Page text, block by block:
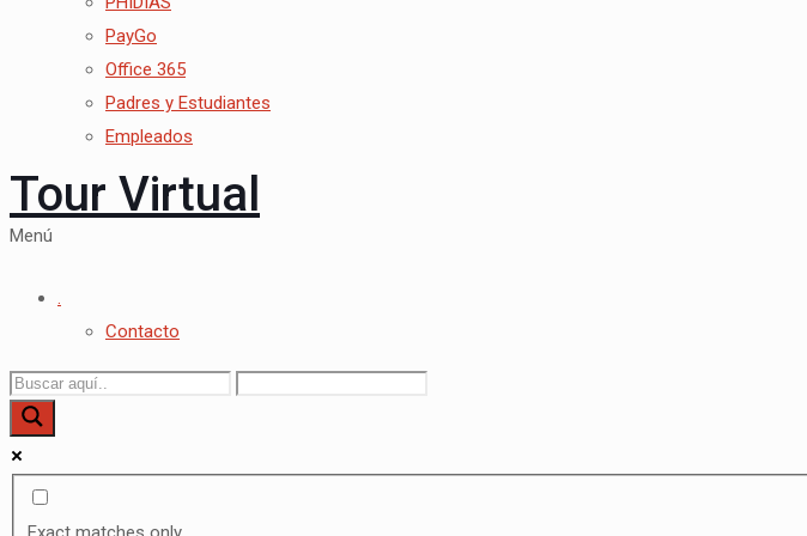
PayGo
Office 365
Padres y Estudiantes
Empleados
Tour Virtual
Menú
.
Contacto